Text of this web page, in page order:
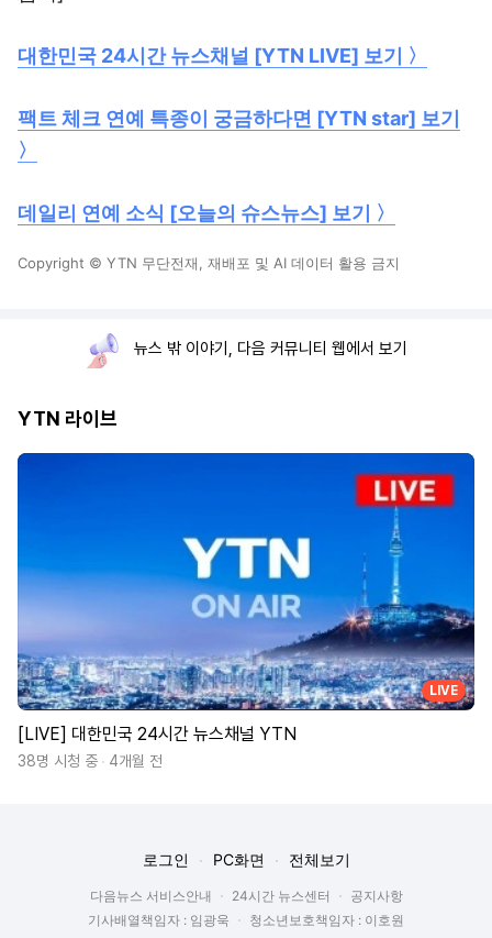
대한민국 24시간 뉴스채널 [YTN LIVE] 보기 〉
팩트 체크 연예 특종이 궁금하다면 [YTN star] 보기
〉
데일리 연예 소식 [오늘의 슈스뉴스] 보기 〉
Copyright © YTN 무단전재, 재배포 및 AI 데이터 활용 금지
뉴스 밖 이야기, 다음 커뮤니티 웹에서 보기
YTN 라이브
LIVE
[LIVE] 대한민국 24시간 뉴스채널 YTN
38명 시청 중 4개월 전
로그인 PC화면 전체보기
다음뉴스 서비스안내 24시간 뉴스센터
공지사항
기사배열책임자 : 임광욱
청소년보호책임자 : 이호원